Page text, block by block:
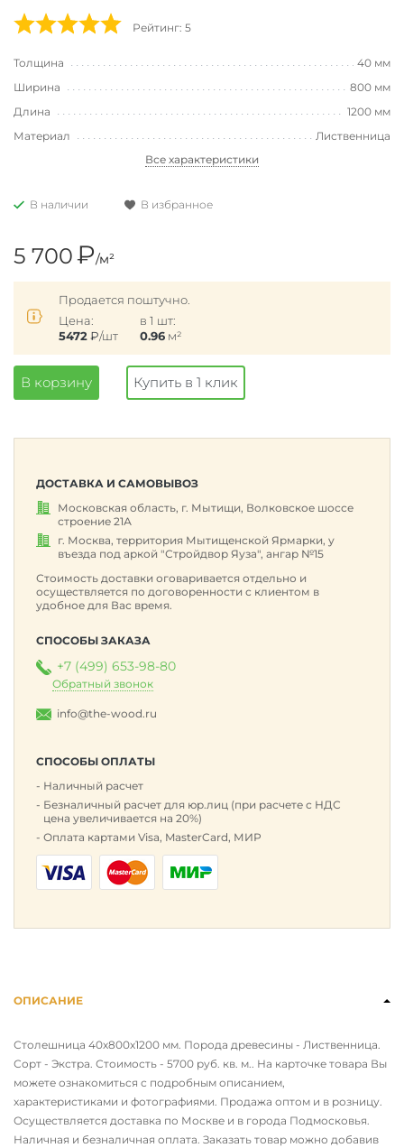
Рейтинг: 5
Толщина
40 мм
Ширина
800 мм
Длина
1200 мм
Материал
Лиственница
Все характеристики
В наличии В избранное
5 700₽/м²
Продается поштучно.
Цена:
5472 ₽/шт
в 1 шт:
0.96 м²
В корзину Купить в 1 клик
ДОСТАВКА И САМОВЫВОЗ
Московская область, г. Мытищи, Волковское шоссе
строение 21А
г. Москва, территория Мытищенской Ярмарки, у
въезда под аркой "Стройдвор Яуза", ангар №15
Стоимость доставки оговаривается отдельно и
осуществляется по договоренности с клиентом в
удобное для Вас время.
СПОСОБЫ ЗАКАЗА
+7 (499) 653-98-80
Обратный звонок
info@the-wood.ru
СПОСОБЫ ОПЛАТЫ
Наличный расчет
Безналичный расчет для юр.лиц (при расчете с НДС
цена увеличивается на 20%)
Оплата картами Visa, MasterCard, МИР
ОПИСАНИЕ
Столешница 40х800х1200 мм. Порода древесины - Лиственница.
Сорт - Экстра. Стоимость - 5700 руб. кв. м.. На карточке товара Вы
можете ознакомиться с подробным описанием,
характеристиками и фотографиями. Продажа оптом и в розницу.
Осуществляется доставка по Москве и в города Подмосковья.
Наличная и безналичная оплата. Заказать товар можно добавив